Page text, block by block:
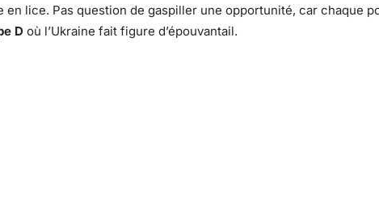
en lice. Pas question de gaspiller une opportunité, car chaque
D où l’Ukraine fait figure d’épouvantail.